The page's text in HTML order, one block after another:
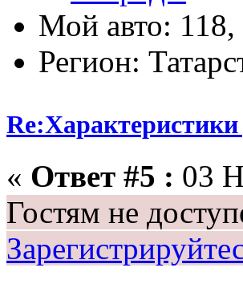
Мой авто:
Регион:
Re:Характеристики
« Ответ #5 : 03
Гостям не